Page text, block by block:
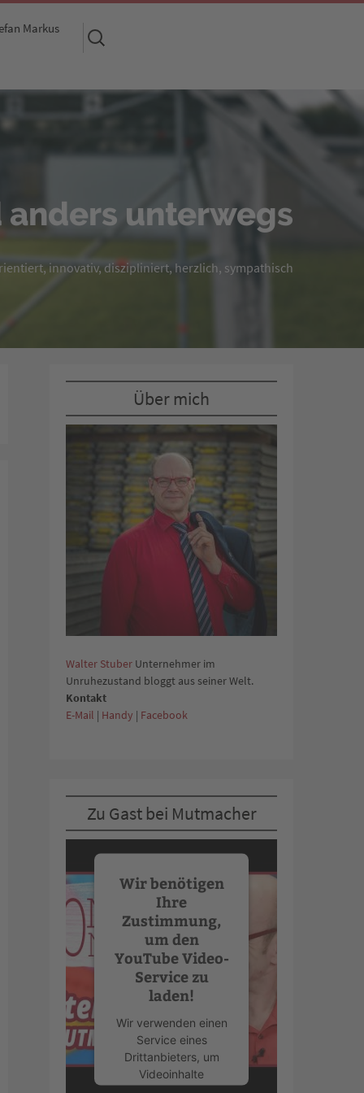
Markus
Suchen
nach:
anders unterwegs
innovativ, diszipliniert, herzlich, sympathisch
Über mich
Walter Stuber Unternehmer im
Unruhezustand bloggt aus seiner Welt.
Kontakt
E-Mail | Handy | Facebook
Zu Gast bei Mutmacher
Wir benötigen
Ihre
Zustimmung,
um den
YouTube Video-
Service zu
laden!
Wir verwenden einen
Service eines
Drittanbieters, um
Videoinhalte